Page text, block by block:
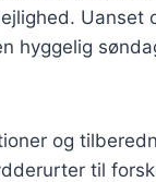
hyggelig
og
til